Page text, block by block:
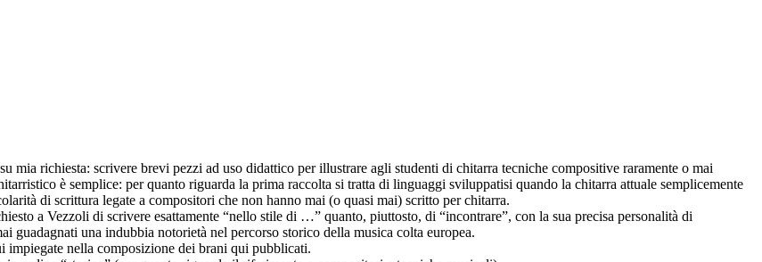
mia richiesta: scrivere brevi pezzi ad uso didattico per illustrare agli studenti di chitarra tecniche compositive raramente o mai
è semplice: per quanto riguarda la prima raccolta si tratta di linguaggi sviluppatisi quando la chitarra attuale semplicemente
di scrittura legate a compositori che non hanno mai (o quasi mai) scritto per chitarra.
a Vezzoli di scrivere esattamente “nello stile di …” quanto, piuttosto, di “incontrare”, con la sua precisa personalità di
una indubbia notorietà nel percorso storico della musica colta europea.
nella composizione dei brani qui pubblicati.